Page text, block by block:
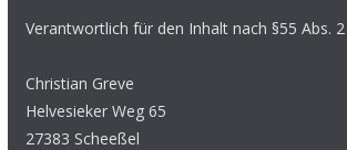
Verantwortlich für den Inhalt nach §55 Abs. 2
Christian Greve
Helvesieker Weg 65
27383 Scheeßel